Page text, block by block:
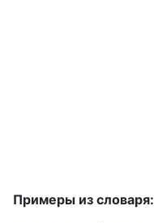
Примеры из словаря: